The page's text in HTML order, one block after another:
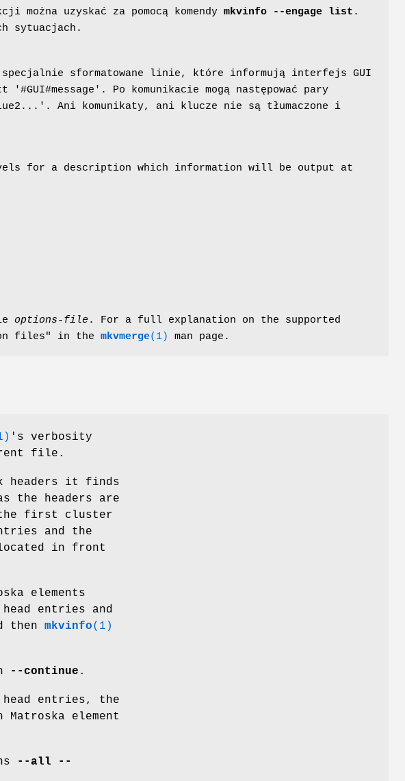
można uzyskać za pomocą komendy mkvinfo --engage list .
sytuacjach.
specjalnie sformatowane linie, które informują interfejs GUI
Po komunikacie mogą następować pary
Ani komunikaty, ani klucze nie są tłumaczone i
for a description which information will be output at
options-file. For a full explanation on the supported
files" in the mkvmerge(1) man page.
's verbosity
file.
it finds
the headers are
the first cluster
and the
in front
elements
entries and
then mkvinfo(1)
--continue .
entries, the
element
--all --